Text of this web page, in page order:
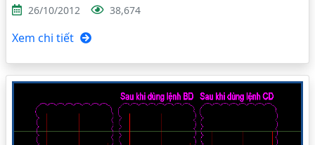
26/10/2012 38,674
Xem chi tiết